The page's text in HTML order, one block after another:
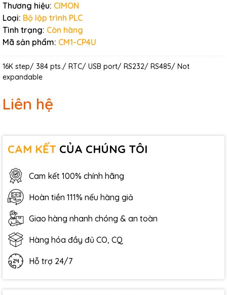
Thương hiệu: CIMON
Loại: Bộ lập trình PLC
Tình trạng: Còn hàng
Mã sản phẩm: CM1-CP4U
16K step/ 384 pts./ RTC/ USB port/ RS232/ RS485/ Not
expandable
Liên hệ
CAM KẾT CỦA CHÚNG TÔI
Cam kết 100% chính hãng
Hoàn tiền 111% nếu hàng giả
Giao hàng nhanh chóng & an toàn
Hàng hóa đầy đủ CO, CQ
Hỗ trợ 24/7